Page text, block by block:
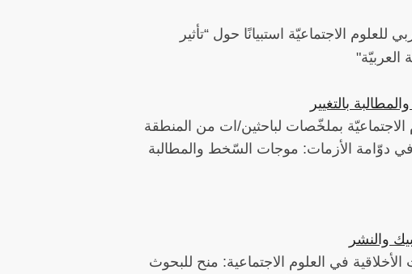
الاجتماعيّة استبيانًا حول ‫“تأثير
بالتغيير
بملخّصات لباحثين/ات من المنطقة
في دوّامة الأزمات: موجات السّخط والمطالبة
والنشر
في العلوم الاجتماعية: منح للبحوث